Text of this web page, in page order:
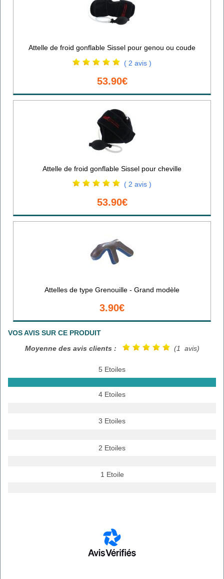
Attelle de froid gonflable Sissel pour genou ou coude
( 2 avis )
53.90€
Attelle de froid gonflable Sissel pour cheville
( 2 avis )
53.90€
Attelles de type Grenouille - Grand modèle
3.90€
VOS AVIS SUR CE PRODUIT
Moyenne des avis clients :
(1 avis)
5 Etoiles
4 Etoiles
3 Etoiles
2 Etoiles
1 Etoile